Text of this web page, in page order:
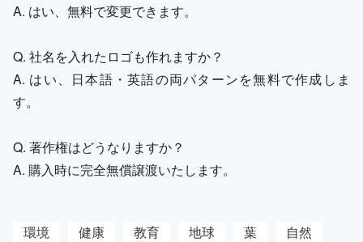
A. はい、無料で変更できます。
Q. 社名を入れたロゴも作れますか？
A. はい、日本語・英語の両パターンを無料で作成しま
す。
Q. 著作権はどうなりますか？
A. 購入時に完全無償譲渡いたします。
環境 健康 教育 地球 葉
自然